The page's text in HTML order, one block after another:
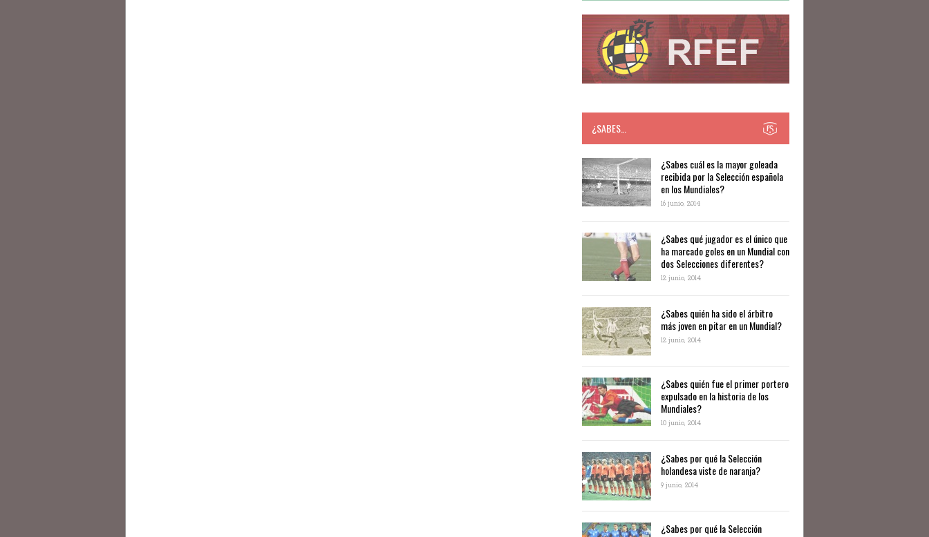
¿SABES…
​​¿Sabes cuál es la mayor goleada
recibida por la Selección española
en los Mundiales?
16 junio, 2014
¿Sabes qué jugador es el único que
ha marcado goles en un Mundial con
dos Selecciones diferentes?
12 junio, 2014
¿Sabes quién ha sido el árbitro
más joven en pitar en un Mundial?
12 junio, 2014
¿Sabes quién fue el primer portero
expulsado en la historia de los
Mundiales?
10 junio, 2014
​¿Sabes por qué la Selección
holandesa viste de naranja?
9 junio, 2014
¿Sabes por qué la Selección